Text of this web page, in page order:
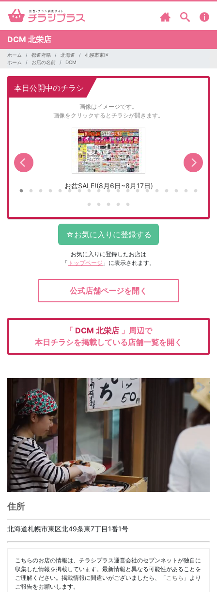
DCM 北栄店
ホーム 都道府県 北海道
札幌市東区
ホーム
お店の名前 DCM
本日公開中のチラシ
画像はイメージです。
画像をクリックするとチラシが開きます。
お盆SALE!(8月6日~8月17日)
お気に入りに登録したお店は
「 トップページ 」に表示されます。
公式店舗ページを開く
「 DCM 北栄店 」周辺で
本日チラシを掲載している店舗一覧を開く
住所
北海道札幌市東区北49条東7丁目1番1号
こちらのお店の情報は、チラシプラス運営会社のセブンネットが独自に
収集した情報を掲載しています。最新情報と異なる可能性があることを
ご理解ください。掲載情報に間違いがございましたら、「 こちら 」より
ご報告をお願いします。